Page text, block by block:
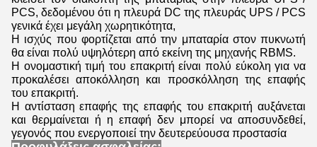
PCS, δεδομένου ότι η πλευρά DC της πλευράς UPS / PCS
γενικά έχει μεγάλη χωρητικότητα,
Η ισχύς που φορτίζεται από την μπαταρία στον πυκνωτή
θα είναι πολύ υψηλότερη από εκείνη της μηχανής RBMS.
Η ονομαστική τιμή του επακριτή είναι πολύ εύκολη για να
προκαλέσει αποκόλληση και προσκόλληση της επαφής
του επακριτή.
Η αντίσταση επαφής της επαφής του επακριτή αυξάνεται
και θερμαίνεται ή η επαφή δεν μπορεί να αποσυνδεθεί,
γεγονός που ενεργοποιεί την δευτερεύουσα προστασία